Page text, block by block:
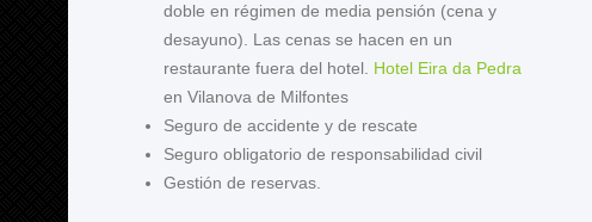
doble en régimen de media pensión (cena y
desayuno). Las cenas se hacen en un
restaurante fuera del hotel. Hotel Eira da Pedra
en Vilanova de Milfontes
Seguro de accidente y de rescate
Seguro obligatorio de responsabilidad civil
Gestión de reservas.